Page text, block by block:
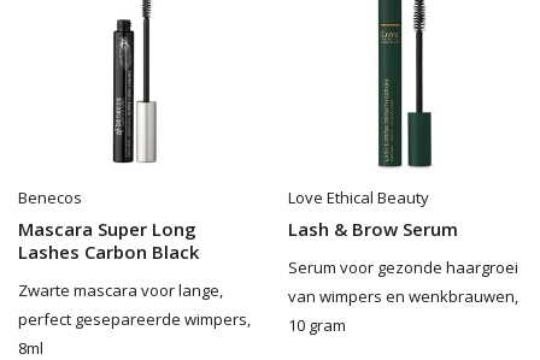
Benecos
Mascara Super Long
Lashes Carbon Black
Zwarte mascara voor lange,
perfect gesepareerde wimpers,
8ml
Love Ethical Beauty
Lash & Brow Serum
Serum voor gezonde haargroei
van wimpers en wenkbrauwen,
10 gram